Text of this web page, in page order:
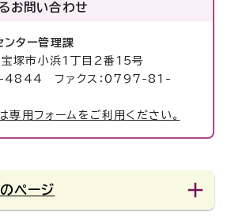
お問い合わせ
ター管理課
市小浜1丁目2番15号
4844 ファクス：0797-81-
専用フォームをご利用ください。
ページ